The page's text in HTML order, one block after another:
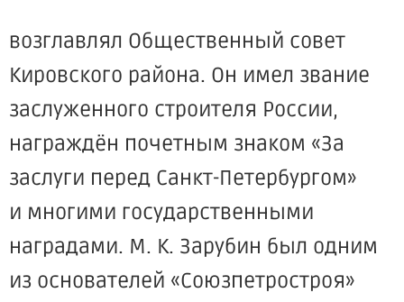
возглавлял Общественный совет
Кировского района. Он имел звание
заслуженного строителя России,
награждён почетным знаком «За
заслуги перед Санкт-Петербургом»
и многими государственными
наградами. М. К. Зарубин был одним
из основателей «Союзпетростроя»